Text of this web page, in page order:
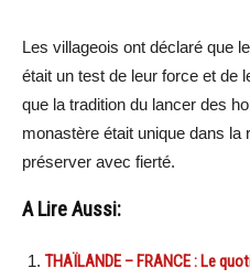
Les villageois ont déclaré que
était un test de leur force et de
que la tradition du lancer des
monastère était unique dans la
préserver avec fierté.
A Lire Aussi:
THAÏLANDE – FRANCE : Le